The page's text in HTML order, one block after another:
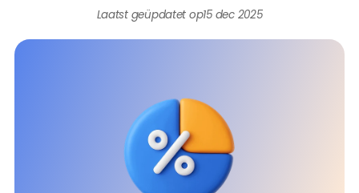
Laatst geüpdatet op15 dec 2025